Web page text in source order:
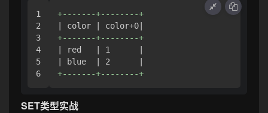
1
2
3
4
5
+-------+--------+
+-------+--------+
| red   | 1      |
+-------+--------+
SET类型实战